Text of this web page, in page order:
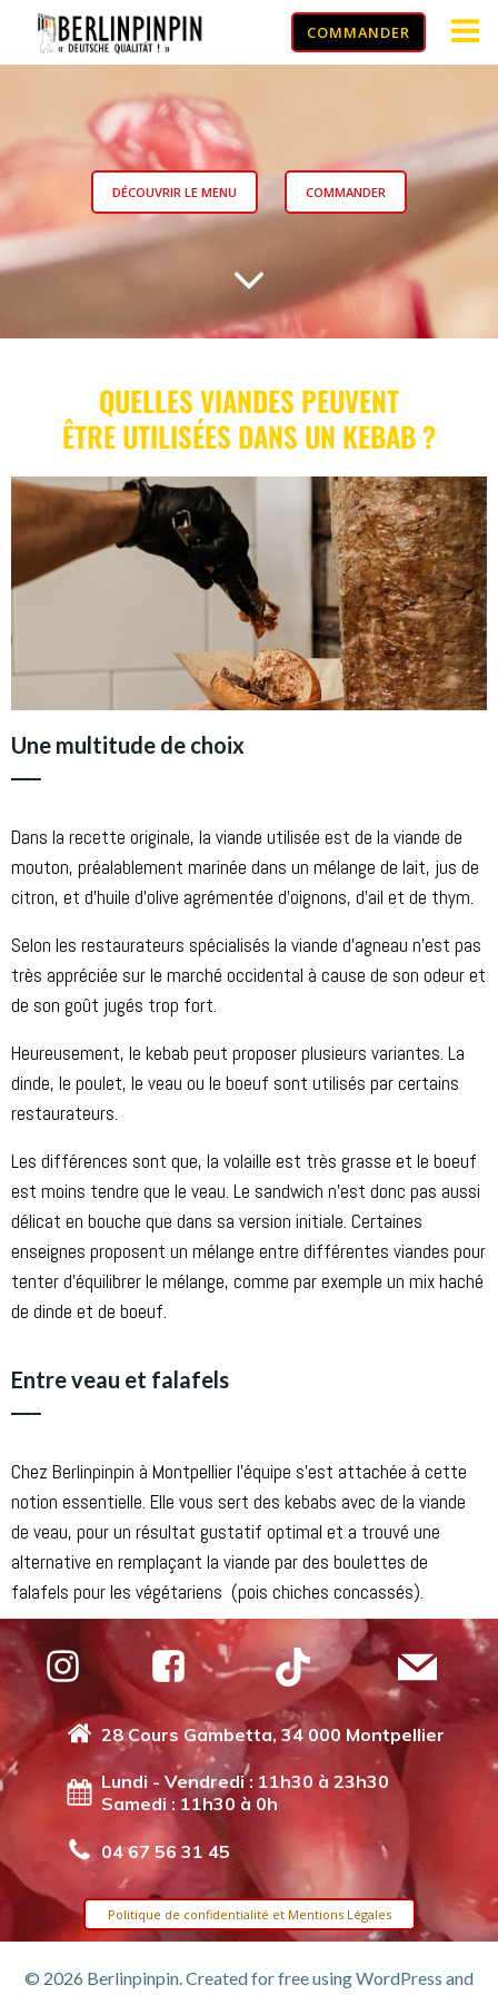
COMMANDER
DÉCOUVRIR LE MENU COMMANDER
QUELLES VIANDES PEUVENT
ÊTRE UTILISÉES DANS UN KEBAB ?
Une multitude de choix
Dans la recette originale, la viande utilisée est de la viande de
mouton, préalablement marinée dans un mélange de lait, jus de
citron, et d’huile d’olive agrémentée d’oignons, d’ail et de thym.
Selon les restaurateurs spécialisés la viande d’agneau n’est pas
très appréciée sur le marché occidental à cause de son odeur et
de son goût jugés trop fort.
Heureusement, le kebab peut proposer plusieurs variantes. La
dinde, le poulet, le veau ou le boeuf sont utilisés par certains
restaurateurs.
Les différences sont que, la volaille est très grasse et le boeuf
est moins tendre que le veau. Le sandwich n’est donc pas aussi
délicat en bouche que dans sa version initiale. Certaines
enseignes proposent un mélange entre différentes viandes pour
tenter d’équilibrer le mélange, comme par exemple un mix haché
de dinde et de boeuf.
Entre veau et falafels
Chez Berlinpinpin à Montpellier l’équipe s’est attachée à cette
notion essentielle. Elle vous sert des kebabs avec de la viande
de veau, pour un résultat gustatif optimal et a trouvé une
alternative en remplaçant la viande par des boulettes de
falafels pour les végétariens (pois chiches concassés).
28 Cours Gambetta, 34 000 Montpellier
Lundi - Vendredi : 11h30 à 23h30
Samedi : 11h30 à 0h
04 67 56 31 45
Politique de confidentialité et Mentions Légales
© 2026 Berlinpinpin. Created for free using WordPress and